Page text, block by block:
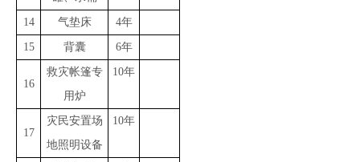
14 气垫床 4年
15 背囊 6年
16
救灾帐篷专
用炉
10年
17
灾民安置场
地照明设备
10年